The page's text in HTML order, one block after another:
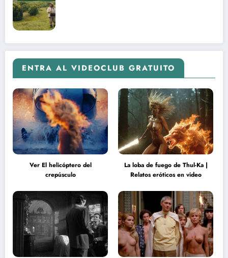
ENTRA AL VIDEOCLUB GRATUITO
Ver El helicóptero del
crepúsculo
La loba de fuego de Thul-Ka |
Relatos eróticos en video